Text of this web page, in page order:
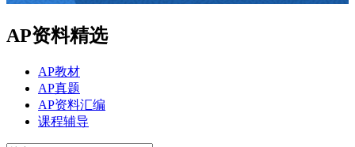
AP资料精选
AP教材
AP真题
AP资料汇编
课程辅导